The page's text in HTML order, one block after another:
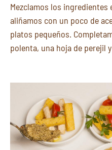
Mezclamos los ingredientes
aliñamos con un poco de
platos pequeños.
polenta, una hoja de perejil